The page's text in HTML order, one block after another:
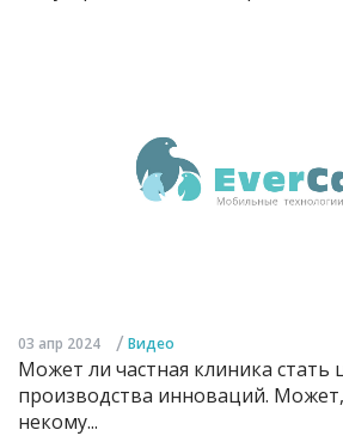
03 апр 2024 / Видео
Может ли частная клиника стать
производства инноваций.
некому...